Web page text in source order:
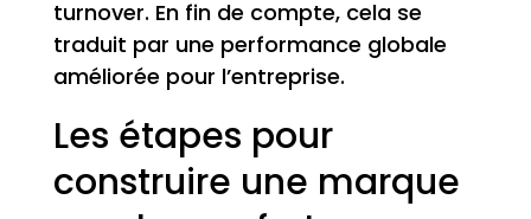
turnover. En fin de compte, cela se
traduit par une performance globale
améliorée pour l’entreprise.
Les étapes pour
construire une marque